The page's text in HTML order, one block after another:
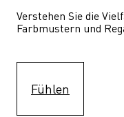
Verstehen Sie die
Farbmustern und
Fühlen